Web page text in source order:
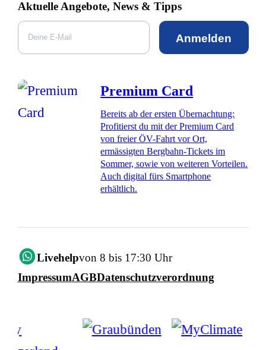
Aktuelle Angebote, News & Tipps
Anmelden
Premium Card
Bereits ab der ersten Übernachtung:
Profitierst du mit der Premium Card
von freier ÖV-Fahrt vor Ort,
ermässigten Bergbahn-Tickets im
Sommer, sowie von weiteren Vorteilen.
Auch digital fürs Smartphone
erhältlich.
Livehelpvon 8 bis 17:30 Uhr
ImpressumAGBDatenschutzverordnung